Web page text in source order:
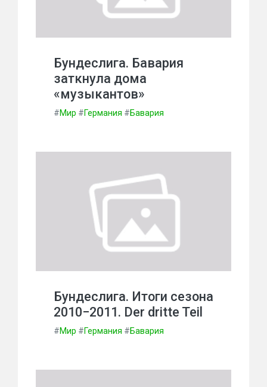
Бундеслига. Бавария
заткнула дома
«музыкантов»
#Мир #Германия #Бавария
Бундеслига. Итоги сезона
2010−2011. Der dritte Teil
#Мир #Германия #Бавария